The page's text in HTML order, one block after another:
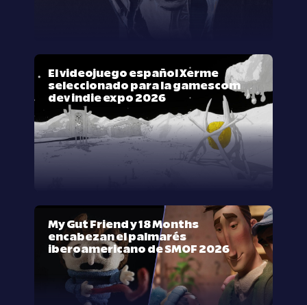
El videojuego español Xerme
seleccionado para la gamescom
dev indie expo 2026
My Gut Friend y 18 Months
encabezan el palmarés
iberoamericano de SMOF 2026